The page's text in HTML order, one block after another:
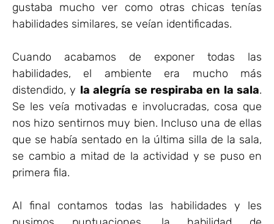
gustaba mucho ver como otras chicas tenías
habilidades similares, se veían identificadas.
Cuando acabamos de exponer todas las
habilidades, el ambiente era mucho más
distendido, y la alegría se respiraba en la sala.
Se les veía motivadas e involucradas, cosa que
nos hizo sentirnos muy bien. Incluso una de ellas
que se había sentado en la última silla de la sala,
se cambio a mitad de la actividad y se puso en
primera fila.
Al final contamos todas las habilidades y les